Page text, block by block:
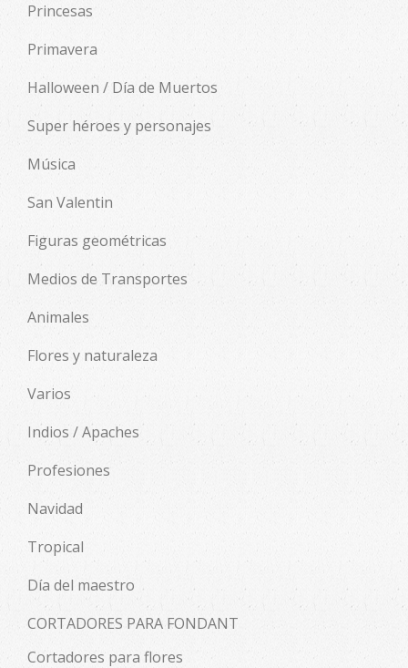
Princesas
Primavera
Halloween / Día de Muertos
Super héroes y personajes
Música
San Valentin
Figuras geométricas
Medios de Transportes
Animales
Flores y naturaleza
Varios
Indios / Apaches
Profesiones
Navidad
Tropical
Día del maestro
CORTADORES PARA FONDANT
Cortadores para flores